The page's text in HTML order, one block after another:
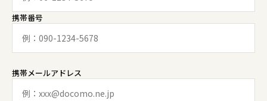
携帯番号
携帯メールアドレス